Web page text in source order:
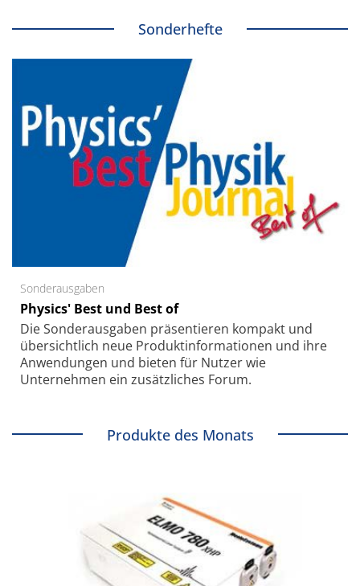
Sonderhefte
Sonderausgaben
Physics' Best und Best of
Die Sonder­ausgaben präsentieren kompakt und
übersichtlich neue Produkt­informationen und ihre
Anwendungen und bieten für Nutzer wie
Unternehmen ein zusätzliches Forum.
Produkte des Monats